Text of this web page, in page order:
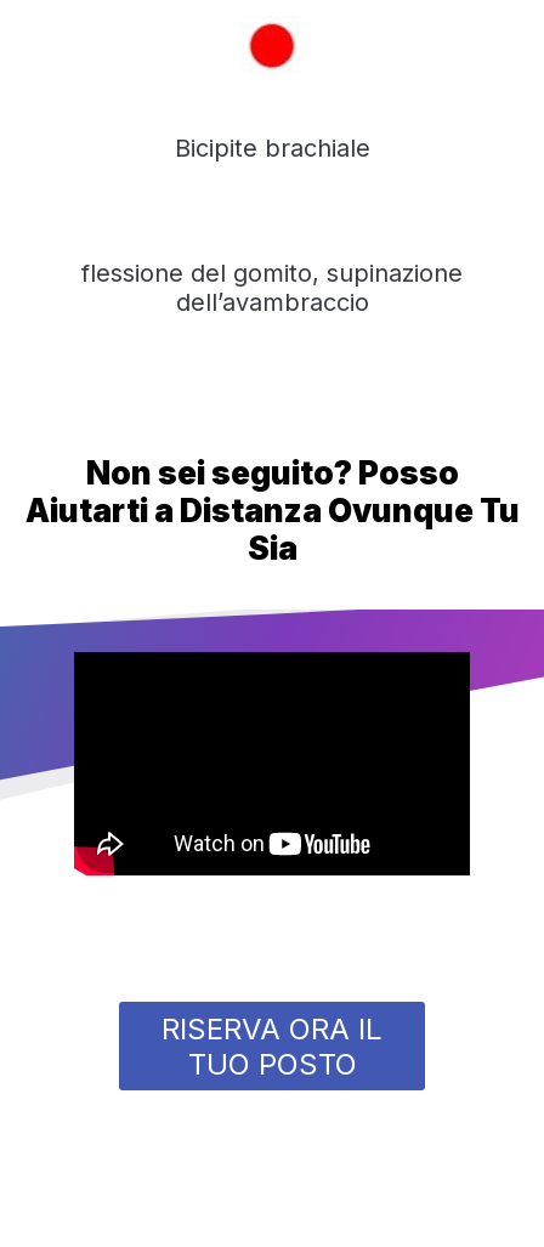
Bicipite brachiale
flessione del gomito, supinazione
dell’avambraccio
Non sei seguito? Posso
Aiutarti a Distanza Ovunque Tu
Sia
RISERVA ORA IL
TUO POSTO